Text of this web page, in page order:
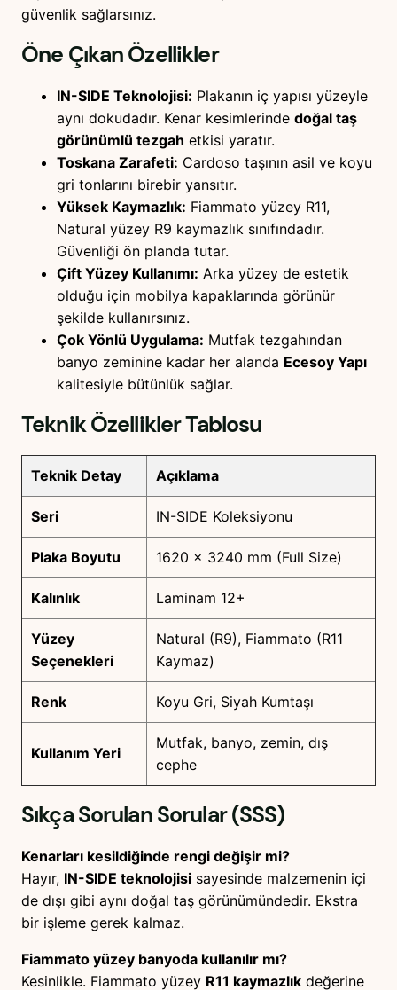
güvenlik sağlarsınız.
Öne Çıkan Özellikler
IN-SIDE Teknolojisi: Plakanın iç yapısı yüzeyle
aynı dokudadır. Kenar kesimlerinde doğal taş
görünümlü tezgah etkisi yaratır.
Toskana Zarafeti: Cardoso taşının asil ve koyu
gri tonlarını birebir yansıtır.
Yüksek Kaymazlık: Fiammato yüzey R11,
Natural yüzey R9 kaymazlık sınıfındadır.
Güvenliği ön planda tutar.
Çift Yüzey Kullanımı: Arka yüzey de estetik
olduğu için mobilya kapaklarında görünür
şekilde kullanırsınız.
Çok Yönlü Uygulama: Mutfak tezgahından
banyo zeminine kadar her alanda Ecesoy Yapı
kalitesiyle bütünlük sağlar.
Teknik Özellikler Tablosu
Teknik Detay Açıklama
Seri IN-SIDE Koleksiyonu
Plaka Boyutu 1620 x 3240 mm (Full Size)
Kalınlık Laminam 12+
Yüzey
Seçenekleri
Natural (R9), Fiammato (R11
Kaymaz)
Renk Koyu Gri, Siyah Kumtaşı
Kullanım Yeri
Mutfak, banyo, zemin, dış
cephe
Sıkça Sorulan Sorular (SSS)
Kenarları kesildiğinde rengi değişir mi?
Hayır, IN-SIDE teknolojisi sayesinde malzemenin içi
de dışı gibi aynı doğal taş görünümündedir. Ekstra
bir işleme gerek kalmaz.
Fiammato yüzey banyoda kullanılır mı?
Kesinlikle. Fiammato yüzey R11 kaymazlık değerine